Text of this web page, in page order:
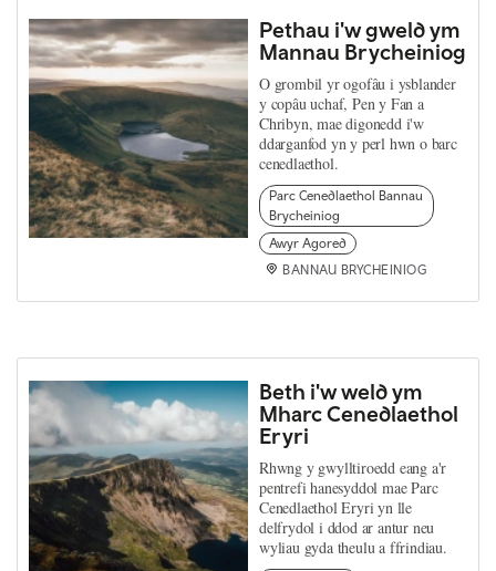
Pethau i'w gweld ym
Mannau Brycheiniog
O grombil yr ogofâu i ysblander
y copâu uchaf, Pen y Fan a
Chribyn, mae digonedd i'w
ddarganfod yn y perl hwn o barc
cenedlaethol.
Parc Cenedlaethol Bannau
Brycheiniog
Awyr Agored
BANNAU BRYCHEINIOG
Beth i'w weld ym
Mharc Cenedlaethol
Eryri
Rhwng y gwylltiroedd eang a'r
pentrefi hanesyddol mae Parc
Cenedlaethol Eryri yn lle
delfrydol i ddod ar antur neu
wyliau gyda theulu a ffrindiau.